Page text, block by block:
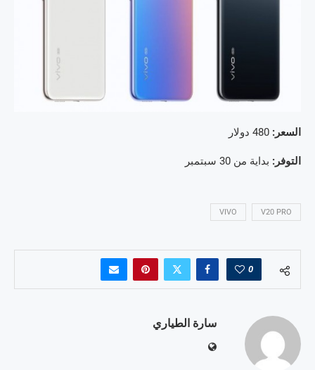
السعر:
التوفر: بداية من 30 سبتمبر
V20 PRO
VIVO
0
سارة الطياري